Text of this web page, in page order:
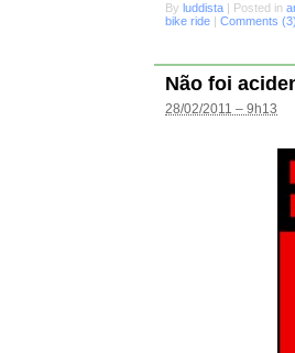
By luddista | Posted in
bike ride | Comments
Não foi
28/02/2011 – 9h13